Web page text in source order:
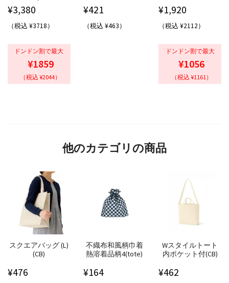
¥3,380
（税込 ¥3718）
ドンドン割で最大
¥1859
（税込 ¥2044）
¥421
（税込 ¥463）
¥1,920
（税込 ¥2112）
ドンドン割で最大
¥1056
（税込 ¥1161）
他のカテゴリの商品
スクエアバッグ (L)
(CB)
¥476
不織布和風柄巾着
熱溶着品柄4(tote)
¥164
Wスタイルトート
内ポケット付(CB)
¥462